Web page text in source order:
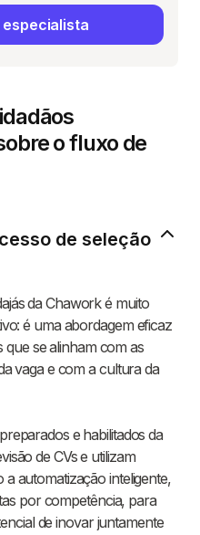
o fluxo de
de seleção
da Chawork é muito
é uma abordagem eficaz
que se alinham com as
vaga e com a cultura da
e habilitados da
de CVs e utilizam
automatização inteligente,
por competência, para
de inovar juntamente
especialista